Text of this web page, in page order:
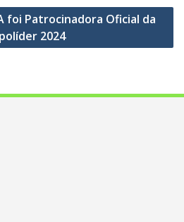
foi Patrocinadora Oficial da
2024